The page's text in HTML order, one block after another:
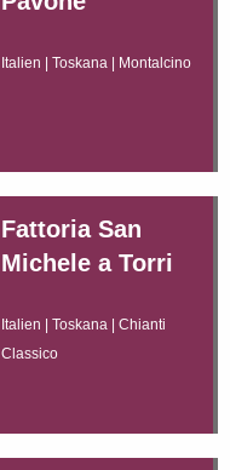
Italien | Toskana | Montalcino
Fattoria San
Michele a Torri
Italien | Toskana | Chianti
Classico